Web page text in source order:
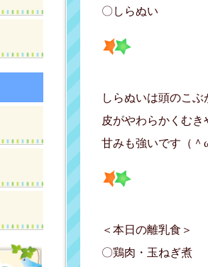
〇しらぬい
しらぬいは頭のこぶ
皮がやわらかくむ
甘みも強いです（＾
＜本日の離乳食＞
〇鶏肉・玉ねぎ煮